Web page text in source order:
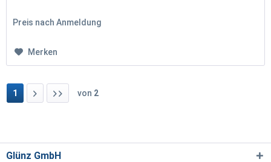
Preis nach Anmeldung
Merken
1 von 2
Glünz GmbH